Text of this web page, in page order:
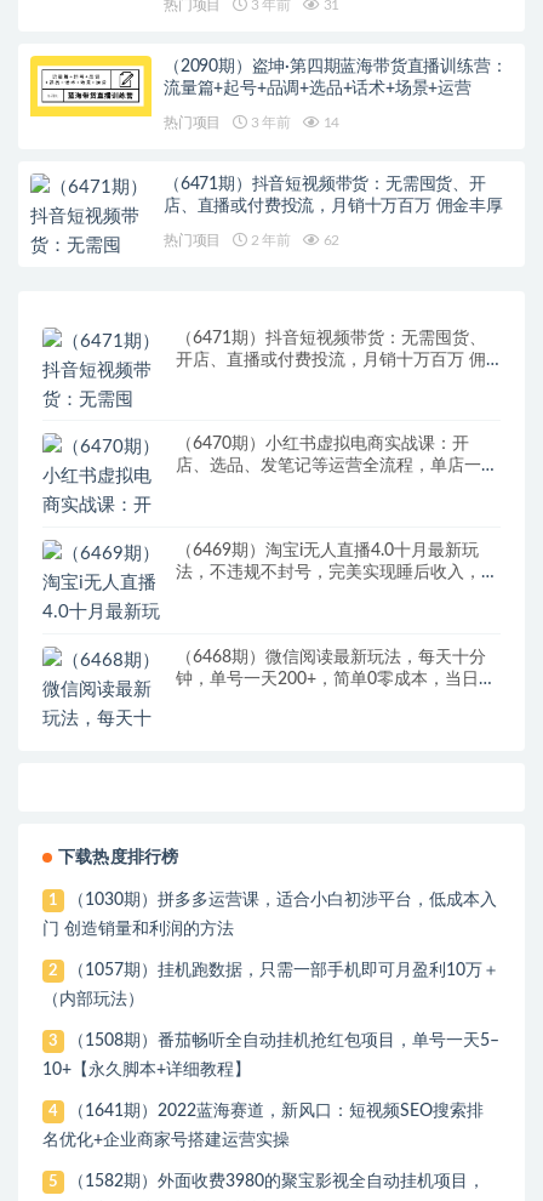
热门项目 3 年前 31
（2090期）盗坤·第四期蓝海带货直播训练营：
流量篇+起号+品调+选品+话术+场景+运营
热门项目 3 年前 14
（6471期）抖音短视频带货：无需囤货、开
店、直播或付费投流，月销十万百万 佣金丰厚
热门项目 2 年前 62
（6471期）抖音短视频带货：无需囤货、
开店、直播或付费投流，月销十万百万 佣
（6470期）小红书虚拟电商实战课：开
店、选品、发笔记等运营全流程，单店一天
（6469期）淘宝i无人直播4.0十月最新玩
法，不违规不封号，完美实现睡后收入，日
（6468期）微信阅读最新玩法，每天十分
钟，单号一天200+，简单0零成本，当日提
下载热度排行榜
1
（1030期）拼多多运营课，适合小白初涉平台，低成本入
门 创造销量和利润的方法
2
（1057期）挂机跑数据，只需一部手机即可月盈利10万＋
（内部玩法）
3
（1508期）番茄畅听全自动挂机抢红包项目，单号一天5–
10+【永久脚本+详细教程】
4
（1641期）2022蓝海赛道，新风口：短视频SEO搜索排
名优化+企业商家号搭建运营实操
5
（1582期）外面收费3980的聚宝影视全自动挂机项目，